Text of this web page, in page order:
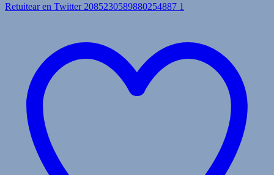
Retuitear en Twitter 2085230589880254887 1